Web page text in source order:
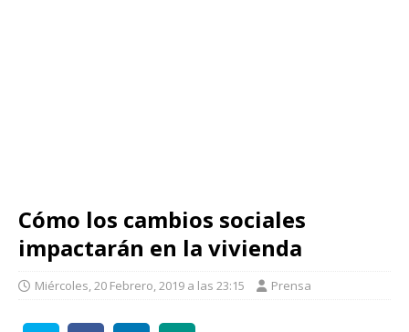
Cómo los cambios sociales
impactarán en la vivienda
Miércoles, 20 Febrero, 2019 a las 23:15 Prensa